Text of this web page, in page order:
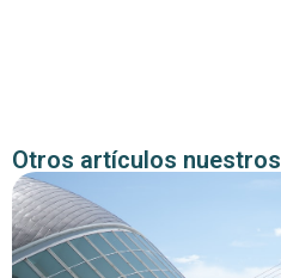
Otros artículos nuestros